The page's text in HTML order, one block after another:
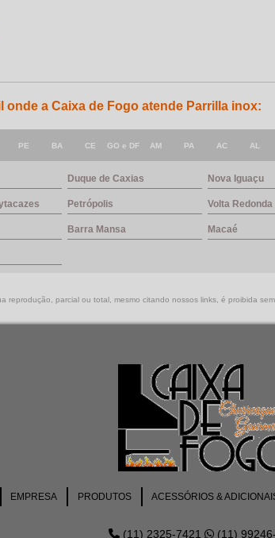
a Caixa de Fogo atende Parrilla inox:
PE BA CE GO e DF AM PA AC AL
Duque de Caxias Nova Iguaçu
Petrópolis Volta Redonda
Barra Mansa Macaé
parcial ou total, mesmo citando nossos links, é proibida
EMPRESA PRODUTOS ACESSÓRIOS &
(11) 2325-7421 (11)